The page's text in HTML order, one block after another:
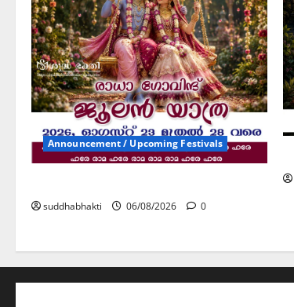
Announcement / Upcoming Festivals
suddhabhakti 06/08/2026 0